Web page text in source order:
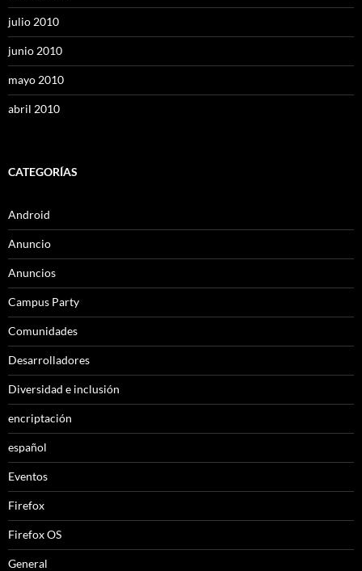
julio 2010
junio 2010
mayo 2010
abril 2010
CATEGORÍAS
Android
Anuncio
Anuncios
Campus Party
Comunidades
Desarrolladores
Diversidad e inclusión
encriptación
español
Eventos
Firefox
Firefox OS
General